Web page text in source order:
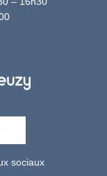
sociaux